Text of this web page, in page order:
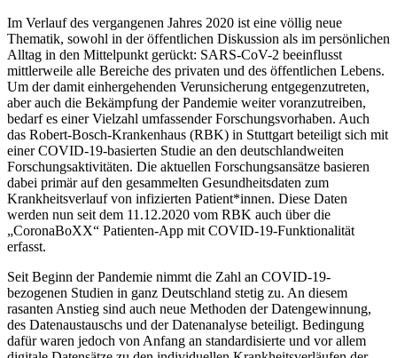
Im Verlauf des vergangenen Jahres 2020 ist eine völlig neue
Thematik, sowohl in der öffentlichen Diskussion als im persönlichen
Alltag in den Mittelpunkt gerückt: SARS-CoV-2 beeinflusst
mittlerweile alle Bereiche des privaten und des öffentlichen Lebens.
Um der damit einhergehenden Verunsicherung entgegenzutreten,
aber auch die Bekämpfung der Pandemie weiter voranzutreiben,
bedarf es einer Vielzahl umfassender Forschungsvorhaben. Auch
das Robert-Bosch-Krankenhaus (RBK) in Stuttgart beteiligt sich mit
einer COVID-19-basierten Studie an den deutschlandweiten
Forschungsaktivitäten. Die aktuellen Forschungsansätze basieren
dabei primär auf den gesammelten Gesundheitsdaten zum
Krankheitsverlauf von infizierten Patient*innen. Diese Daten
werden nun seit dem 11.12.2020 vom RBK auch über die
„CoronaBoXX“ Patienten-App mit COVID-19-Funktionalität
erfasst.
Seit Beginn der Pandemie nimmt die Zahl an COVID-19-
bezogenen Studien in ganz Deutschland stetig zu. An diesem
rasanten Anstieg sind auch neue Methoden der Datengewinnung,
des Datenaustauschs und der Datenanalyse beteiligt. Bedingung
dafür waren jedoch von Anfang an standardisierte und vor allem